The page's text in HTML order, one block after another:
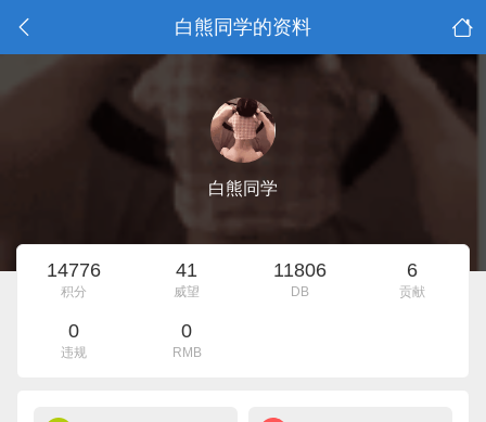
白熊同学的资料
白熊同学
14776
积分
41
威望
11806
DB
6
贡献
0
违规
0
RMB